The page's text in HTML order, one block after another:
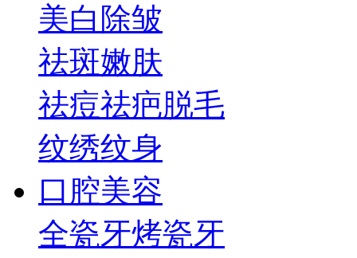
美白 除皱
祛斑嫩肤
祛痘祛疤脱毛
纹绣纹身
口腔美容
全瓷牙烤瓷牙